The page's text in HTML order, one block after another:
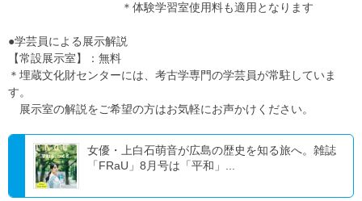
＊体験学習室使用料も適用となります
●学芸員による展示解説
【常設展示室】：無料
＊埋蔵文化財センターには、考古学専門の学芸員が常駐していま
す。
展示室の解説をご希望の方はお気軽にお声かけください。
女優・上白石萌音が広島の歴史を知る旅へ。雑誌
「FRaU」8月号は「平和」...